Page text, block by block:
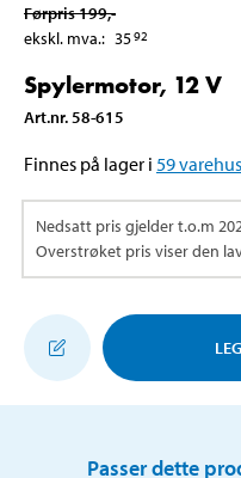
Førpris199,-
ekskl. mva.: 3592
Spylermotor, 12 V
Art.nr. 58-615
Finnes på lager i 59varehus
Nedsatt pris gjelder t.o.m
Overstrøket pris viser den
Passer dette